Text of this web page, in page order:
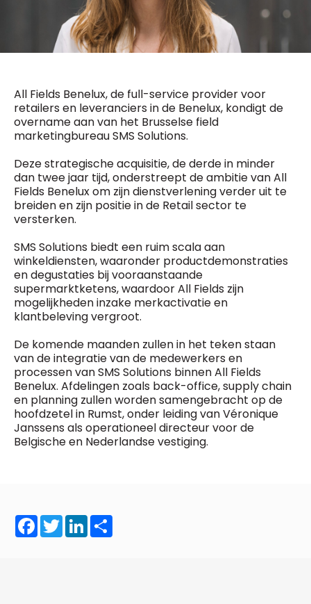
All Fields Benelux, de full-service provider voor
retailers en leveranciers in de Benelux, kondigt de
overname aan van het Brusselse field
marketingbureau SMS Solutions.
Deze strategische acquisitie, de derde in minder
dan twee jaar tijd, onderstreept de ambitie van All
Fields Benelux om zijn dienstverlening verder uit te
breiden en zijn positie in de Retail sector te
versterken.
SMS Solutions biedt een ruim scala aan
winkeldiensten, waaronder productdemonstraties
en degustaties bij vooraanstaande
supermarktketens, waardoor All Fields zijn
mogelijkheden inzake merkactivatie en
klantbeleving vergroot.
De komende maanden zullen in het teken staan
van de integratie van de medewerkers en
processen van SMS Solutions binnen All Fields
Benelux. Afdelingen zoals back-office, supply chain
en planning zullen worden samengebracht op de
hoofdzetel in Rumst, onder leiding van Véronique
Janssens als operationeel directeur voor de
Belgische en Nederlandse vestiging.
Facebook
TwitterLinkedIn
Fred Bouchar
0498 88 64 89
f.bouchar@mm.be
Griet Byl
0475 97 12 57
g.byl@mm.be
Damien Lemaire
0477 37 31 65
d.lemaire@mm.be
BEVESTIGEN
access
5 x week
MM e - News
1 x week
MM Brunch
1 x week
MM Tech
Research
10 x year
MM Blue
4 x year
MM Magazine
(digital)
Vragen ?